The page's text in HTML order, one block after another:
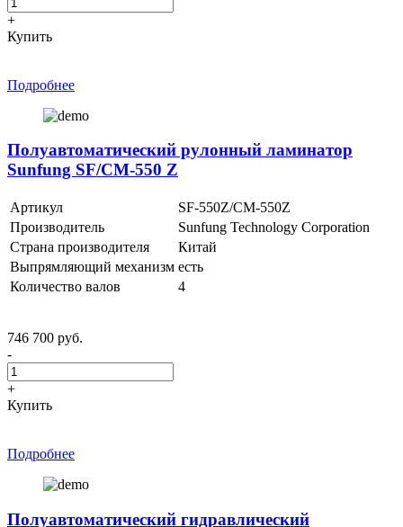
+
Купить
Подробнее
Полуавтоматический рулонный ламинатор
Sunfung SF/CM-550 Z
Артикул
SF-550Z/CM-550Z
Производитель
Sunfung Technology Corporation
Страна производителя
Китай
Выпрямляющий механизм есть
Количество валов
4
746 700 руб.
-
+
Купить
Подробнее
Полуавтоматический гидравлический